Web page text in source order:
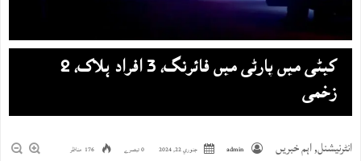
کیٹی میں پارٹی میں فائرنگ، 3 افراد ہلاک، 2
زخمی
انٹرنیشنل,اہم خبریں admin جنوري 22, 2024 0 تبصرے 176 مناظر